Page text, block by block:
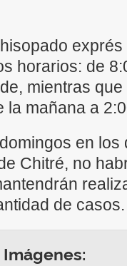
horarios: de
mientras
la mañana a
en
Chitré, no
de casos.